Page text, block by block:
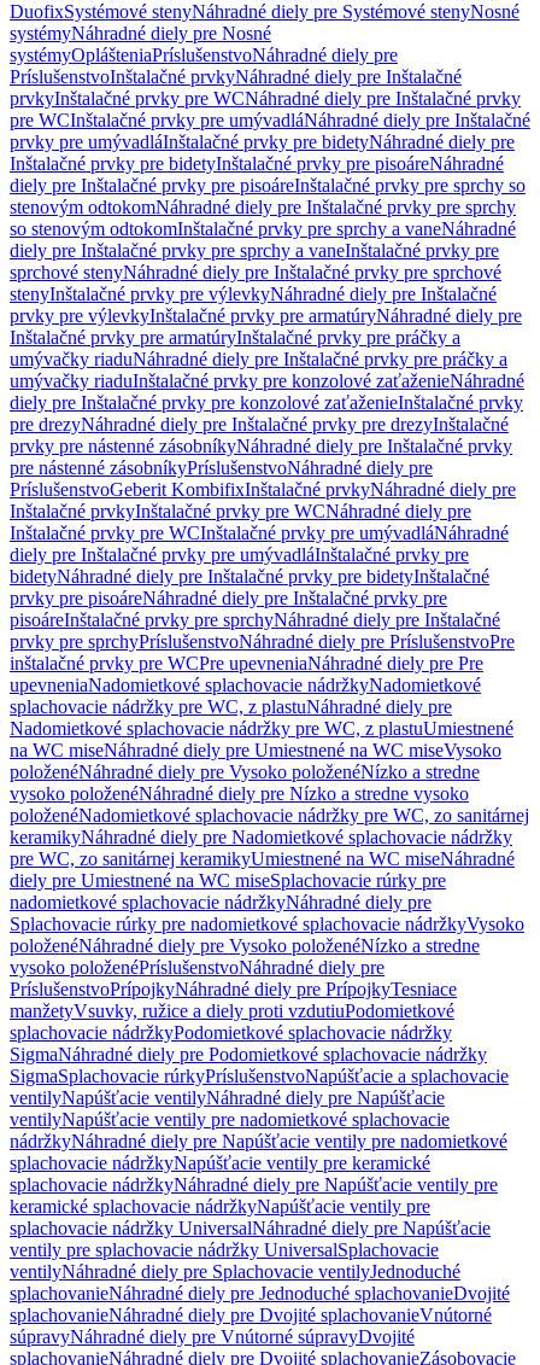
DuofixSystémové stenyNáhradné diely pre Systémové stenyNosné
systémyNáhradné diely pre Nosné
systémyOplášteniaPríslušenstvoNáhradné diely pre
PríslušenstvoInštalačné prvkyNáhradné diely pre Inštalačné
prvkyInštalačné prvky pre WCNáhradné diely pre Inštalačné prvky
pre WCInštalačné prvky pre umývadláNáhradné diely pre Inštalačné
prvky pre umývadláInštalačné prvky pre bidetyNáhradné diely pre
Inštalačné prvky pre bidetyInštalačné prvky pre pisoáreNáhradné
diely pre Inštalačné prvky pre pisoáreInštalačné prvky pre sprchy so
stenovým odtokomNáhradné diely pre Inštalačné prvky pre sprchy
so stenovým odtokomInštalačné prvky pre sprchy a vaneNáhradné
diely pre Inštalačné prvky pre sprchy a vaneInštalačné prvky pre
sprchové stenyNáhradné diely pre Inštalačné prvky pre sprchové
stenyInštalačné prvky pre výlevkyNáhradné diely pre Inštalačné
prvky pre výlevkyInštalačné prvky pre armatúryNáhradné diely pre
Inštalačné prvky pre armatúryInštalačné prvky pre práčky a
umývačky riaduNáhradné diely pre Inštalačné prvky pre práčky a
umývačky riaduInštalačné prvky pre konzolové zaťaženieNáhradné
diely pre Inštalačné prvky pre konzolové zaťaženieInštalačné prvky
pre drezyNáhradné diely pre Inštalačné prvky pre drezyInštalačné
prvky pre nástenné zásobníkyNáhradné diely pre Inštalačné prvky
pre nástenné zásobníkyPríslušenstvoNáhradné diely pre
PríslušenstvoGeberit KombifixInštalačné prvkyNáhradné diely pre
Inštalačné prvkyInštalačné prvky pre WCNáhradné diely pre
Inštalačné prvky pre WCInštalačné prvky pre umývadláNáhradné
diely pre Inštalačné prvky pre umývadláInštalačné prvky pre
bidetyNáhradné diely pre Inštalačné prvky pre bidetyInštalačné
prvky pre pisoáreNáhradné diely pre Inštalačné prvky pre
pisoáreInštalačné prvky pre sprchyNáhradné diely pre Inštalačné
prvky pre sprchyPríslušenstvoNáhradné diely pre PríslušenstvoPre
inštalačné prvky pre WCPre upevneniaNáhradné diely pre Pre
upevneniaNadomietkové splachovacie nádržkyNadomietkové
splachovacie nádržky pre WC, z plastuNáhradné diely pre
Nadomietkové splachovacie nádržky pre WC, z plastuUmiestnené
na WC miseNáhradné diely pre Umiestnené na WC miseVysoko
položenéNáhradné diely pre Vysoko položenéNízko a stredne
vysoko položenéNáhradné diely pre Nízko a stredne vysoko
položenéNadomietkové splachovacie nádržky pre WC, zo sanitárnej
keramikyNáhradné diely pre Nadomietkové splachovacie nádržky
pre WC, zo sanitárnej keramikyUmiestnené na WC miseNáhradné
diely pre Umiestnené na WC miseSplachovacie rúrky pre
nadomietkové splachovacie nádržkyNáhradné diely pre
Splachovacie rúrky pre nadomietkové splachovacie nádržkyVysoko
položenéNáhradné diely pre Vysoko položenéNízko a stredne
vysoko položenéPríslušenstvoNáhradné diely pre
PríslušenstvoPrípojkyNáhradné diely pre PrípojkyTesniace
manžetyVsuvky, ružice a diely proti vzdutiuPodomietkové
splachovacie nádržkyPodomietkové splachovacie nádržky
SigmaNáhradné diely pre Podomietkové splachovacie nádržky
SigmaSplachovacie rúrkyPríslušenstvoNapúšťacie a splachovacie
ventilyNapúšťacie ventilyNáhradné diely pre Napúšťacie
ventilyNapúšťacie ventily pre nadomietkové splachovacie
nádržkyNáhradné diely pre Napúšťacie ventily pre nadomietkové
splachovacie nádržkyNapúšťacie ventily pre keramické
splachovacie nádržkyNáhradné diely pre Napúšťacie ventily pre
keramické splachovacie nádržkyNapúšťacie ventily pre
splachovacie nádržky UniversalNáhradné diely pre Napúšťacie
ventily pre splachovacie nádržky UniversalSplachovacie
ventilyNáhradné diely pre Splachovacie ventilyJednoduché
splachovanieNáhradné diely pre Jednoduché splachovanieDvojité
splachovanieNáhradné diely pre Dvojité splachovanieVnútorné
súpravyNáhradné diely pre Vnútorné súpravyDvojité
splachovanieNáhradné diely pre Dvojité splachovanieZásobovacie